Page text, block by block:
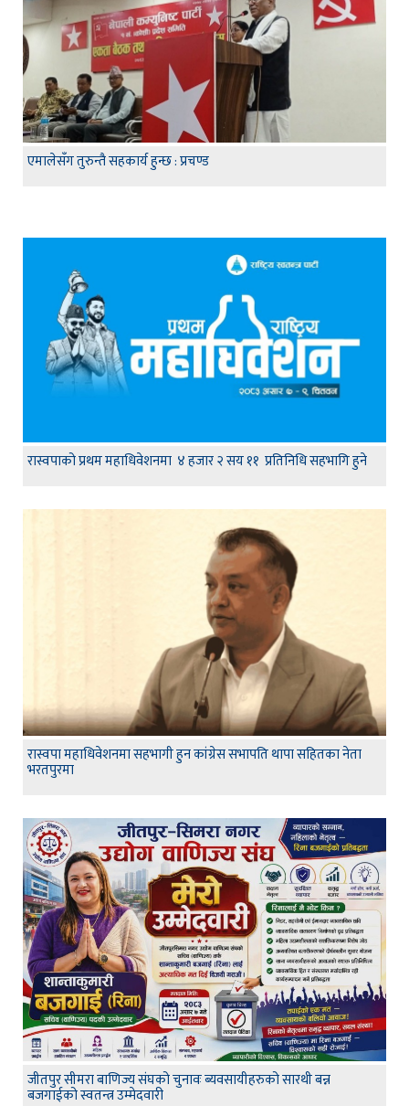
एमालेसँग तुरुन्तै सहकार्य हुन्छ : प्रचण्ड
रास्वपाको प्रथम महाधिवेशनमा ४ हजार २ सय ११ प्रतिनिधि सहभागि हुने
रास्वपा महाधिवेशनमा सहभागी हुन कांग्रेस सभापति थापा सहितका नेता
भरतपुरमा
जीतपुर सीमरा बाणिज्य संघको चुनावः ब्यवसायीहरुको सारथी बन्न
बजगाईको स्वतन्त्र उम्मेदवारी